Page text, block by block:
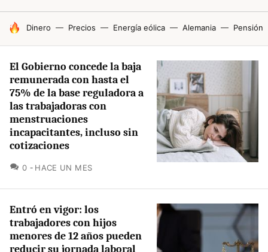
HOY SE HABLA DE
Dinero Precios Energía eólica Alemania Pensión
El Gobierno concede la baja
remunerada con hasta el
75% de la base reguladora a
las trabajadoras con
menstruaciones
incapacitantes, incluso sin
cotizaciones
0 COMENTARIOS
HACE UN MES
Entró en vigor: los
trabajadores con hijos
menores de 12 años pueden
reducir su jornada laboral